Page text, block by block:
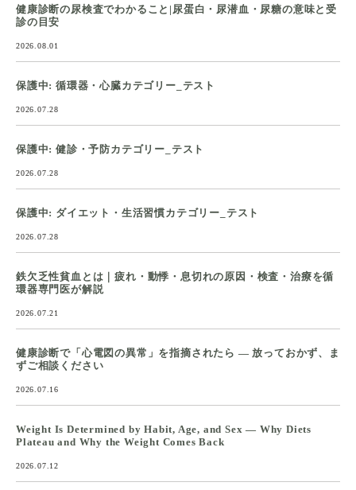
健康診断の尿検査でわかること|尿蛋白・尿潜血・尿糖の意味と受
診の目安
2026.08.01
保護中: 循環器・心臓カテゴリー_テスト
2026.07.28
保護中: 健診・予防カテゴリー_テスト
2026.07.28
保護中: ダイエット・生活習慣カテゴリー_テスト
2026.07.28
鉄欠乏性貧血とは｜疲れ・動悸・息切れの原因・検査・治療を循
環器専門医が解説
2026.07.21
健康診断で「心電図の異常」を指摘されたら ― 放っておかず、ま
ずご相談ください
2026.07.16
Weight Is Determined by Habit, Age, and Sex — Why Diets
Plateau and Why the Weight Comes Back
2026.07.12